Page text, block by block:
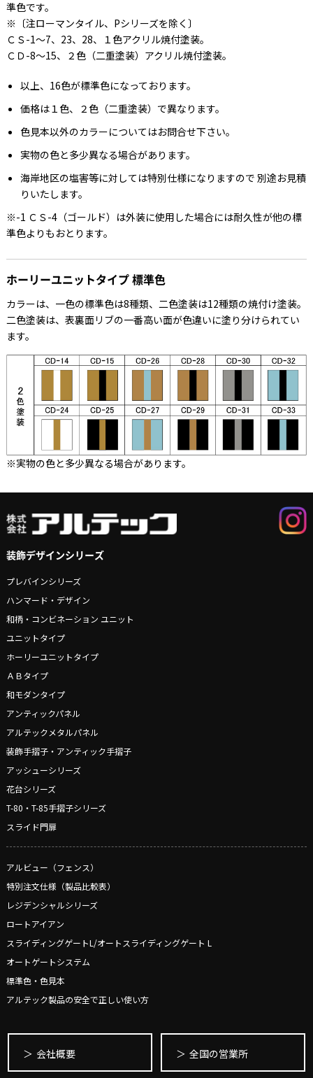
準色です。
※〔注ローマンタイル、Pシリーズを除く〕
ＣＳ-1～7、23、28、１色アクリル焼付塗装。
ＣＤ-8～15、２色（二重塗装）アクリル焼付塗装。
以上、16色が標準色になっております。
価格は１色、２色（二重塗装）で異なります。
色見本以外のカラーについてはお問合せ下さい。
実物の色と多少異なる場合があります。
海岸地区の塩害等に対しては特別仕様になりますので 別途お見積
りいたします。
※-1 ＣＳ-4（ゴールド）は外装に使用した場合には耐久性が他の標
準色よりもおとります。
ホーリーユニットタイプ 標準色
カラーは、一色の標準色は8種類、二色塗装は12種類の焼付け塗装。
二色塗装は、表裏面リブの一番高い面が色違いに塗り分けられてい
ます。
※実物の色と多少異なる場合があります。
装飾デザインシリーズ
プレバインシリーズ
ハンマード・デザイン
和柄・コンビネーション ユニット
ユニットタイプ
ホーリーユニットタイプ
ＡＢタイプ
和モダンタイプ
アンティックパネル
アルテックメタルパネル
装飾手摺子・アンティック手摺子
アッシューシリーズ
花台シリーズ
T-80・T-85手摺子シリーズ
スライド門扉
アルビュー（フェンス）
特別注文仕様（製品比較表）
レジデンシャルシリーズ
ロートアイアン
スライディングゲートL/オートスライディングゲート L
オートゲートシステム
標準色・色見本
アルテック製品の安全で正しい使い方
会社概要 全国の営業所